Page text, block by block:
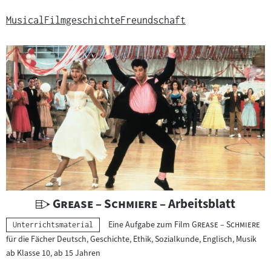
i
h
t
s
m
a
t
e
r
i
a
l
:
Musical FilmgeschichteFreundschaft
U
n
t
e
"
Grease – Schmiere"– Arbeitsblatt
Kategorie:
Unterrichtsmaterial Eine Aufgabe zum Film "
Grease – Schmiere
für die Fächer Deutsch, Geschichte, Ethik, Sozialkunde, Englisch, Musik
ab Klasse 10, ab 15 Jahren